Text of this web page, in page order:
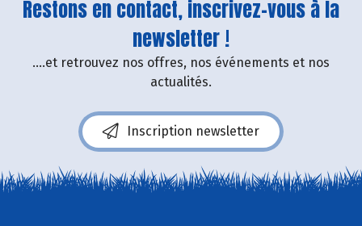
Restons en contact, inscrivez-vous à la
newsletter !
....et retrouvez nos offres, nos événements et nos
actualités.
Inscription newsletter